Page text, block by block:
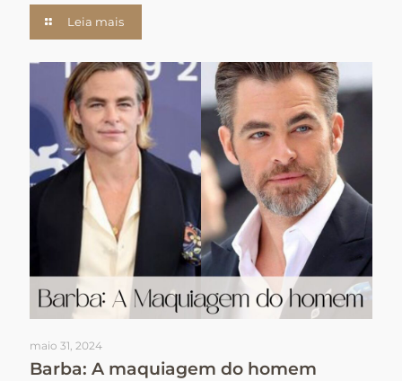
Leia mais
maio 31, 2024
Barba: A maquiagem do homem